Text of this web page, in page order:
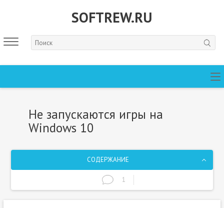
SOFTREW.RU
Не запускаются игры на
Windows 10
СОДЕРЖАНИЕ
1